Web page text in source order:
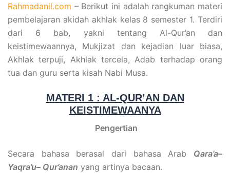
Rahmadanil.com – Berikut ini adalah rangkuman materi
pembelajaran akidah akhlak kelas 8 semester 1. Terdiri
dari 6 bab, yakni tentang Al-Qur’an dan
keistimewaannya, Mukjizat dan kejadian luar biasa,
Akhlak terpuji, Akhlak tercela, Adab terhadap orang
tua dan guru serta kisah Nabi Musa.
MATERI 1 : AL-QUR’AN DAN
KEISTIMEWAANYA
Pengertian
Secara bahasa berasal dari bahasa Arab Qara’a–
Yaqra’u– Qur’anan yang artinya bacaan.